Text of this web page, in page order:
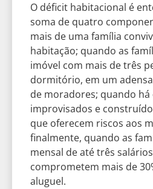
O déficit habitacional é
soma de quatro
mais de uma família
habitação; quando as
imóvel com mais de três
dormitório, em um
de moradores; quando
improvisados e
que oferecem riscos aos
finalmente, quando as
mensal de até três
comprometem mais de
aluguel.